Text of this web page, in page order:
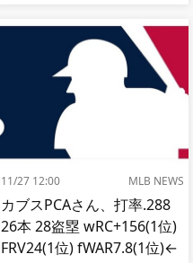
11/27 12:00 MLB NEWS
カブスPCAさん、打率.288
26本 28盗塁 wRC+156(1位)
FRV24(1位) fWAR7.8(1位)←